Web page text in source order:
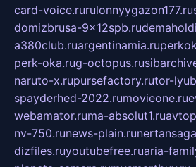
card-voice.rurulonnyygazon177.ru
domizbrusa-9x12spb.ru
a380club.ruargentinamia.ru
perk-oka.rug-octopus.ru
naruto-x.rupursefactory.rutor-
spayderhed-2022.rumovieone.ru
webamator.ruma-absolut1.ru
nv-750.runews-plain.ru
dizfiles.ruyoutubefree.ruaria-